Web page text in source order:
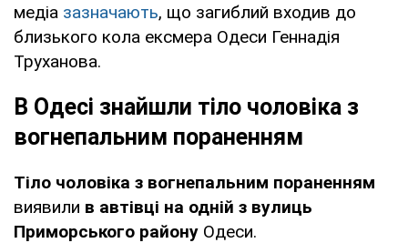
медіа зазначають, що загиблий входив до
близького кола ексмера Одеси Геннадія
Труханова.
В Одесі знайшли тіло чоловіка з
вогнепальним пораненням
Тіло чоловіка з вогнепальним пораненням
виявили в автівці на одній з вулиць
Приморського району Одеси.